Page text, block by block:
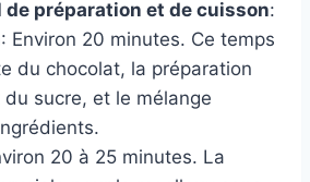
de préparation et de cuisson:
: Environ 20 minutes. Ce temps
du chocolat, la préparation
sucre, et le mélange
20 à 25 minutes. La